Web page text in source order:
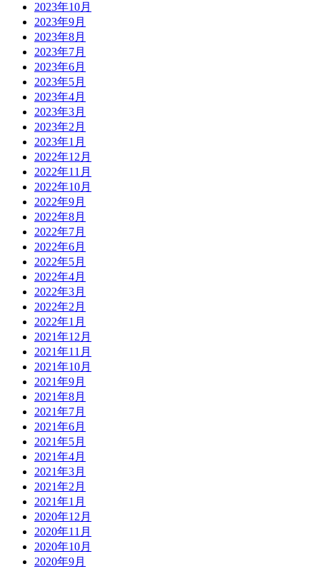
2023年10月
2023年9月
2023年8月
2023年7月
2023年6月
2023年5月
2023年4月
2023年3月
2023年2月
2023年1月
2022年12月
2022年11月
2022年10月
2022年9月
2022年8月
2022年7月
2022年6月
2022年5月
2022年4月
2022年3月
2022年2月
2022年1月
2021年12月
2021年11月
2021年10月
2021年9月
2021年8月
2021年7月
2021年6月
2021年5月
2021年4月
2021年3月
2021年2月
2021年1月
2020年12月
2020年11月
2020年10月
2020年9月